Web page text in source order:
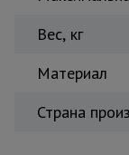
Вес, кг
Материал
Страна